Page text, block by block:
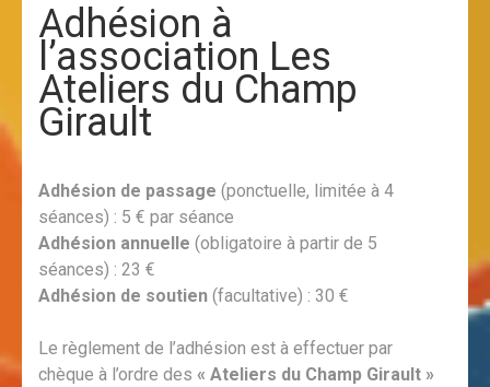
Adhésion à
l’association Les
Ateliers du Champ
Girault
Adhésion de passage (ponctuelle, limitée à 4
séances) : 5 € par séance
Adhésion annuelle (obligatoire à partir de 5
séances) : 23 €
Adhésion de soutien (facultative) : 30 €
Le règlement de l’adhésion est à effectuer par
chèque à l’ordre des « Ateliers du Champ Girault »